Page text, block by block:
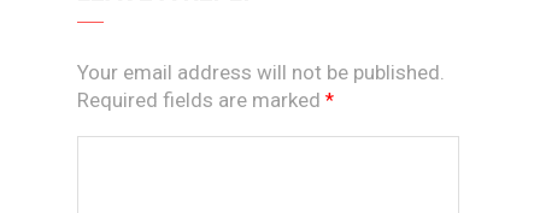
Your email address will not be published.
Required fields are marked *